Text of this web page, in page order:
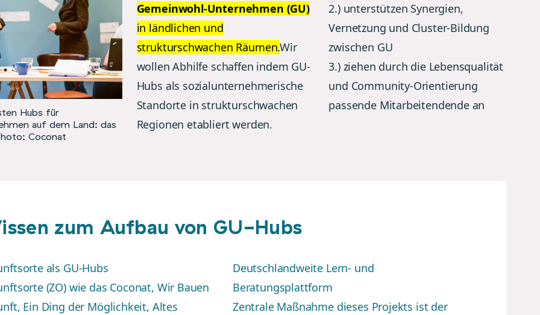
Hubs für
auf dem Land: das
Coconat
Gemeinwohl-Unternehmen (GU)
in ländlichen und
strukturschwachen Räumen.Wir
wollen Abhilfe schaffen indem GU-
Hubs als sozialunternehmerische
Standorte in strukturschwachen
Regionen etabliert werden.
2.) unterstützen Synergien,
Vernetzung und Cluster-Bildung
zwischen GU
3.) ziehen durch die Lebensqualität
und Community-Orientierung
passende Mitarbeitendende an
zum Aufbau von GU-Hubs
als GU-Hubs
(ZO) wie das Coconat, Wir Bauen
Ein Ding der Möglichkeit, Altes
Deutschlandweite Lern- und
Beratungsplattform
Zentrale Maßnahme dieses Projekts ist der